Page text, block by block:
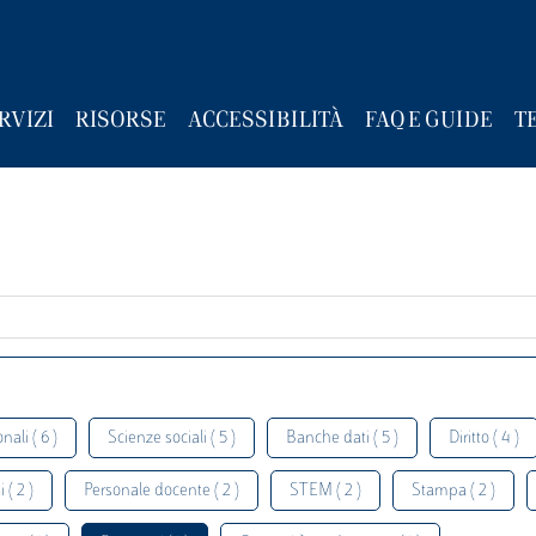
RISORSE ACCESSIBILITÀ FAQ E GUIDE
( 6 ) Scienze sociali ( 5 ) Banche dati ( 5 ) Diritto ( 4 )
( 2 ) Personale docente ( 2 ) STEM ( 2 ) Stampa ( 2 )